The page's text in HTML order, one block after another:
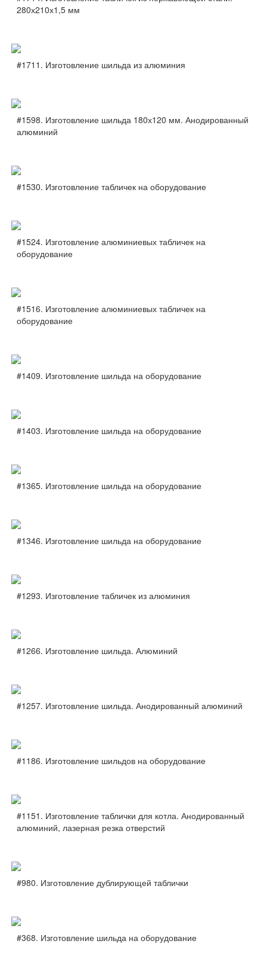
280х210х1,5 мм
#1711. Изготовление шильда из алюминия
#1598. Изготовление шильда 180х120 мм. Анодированный
алюминий
#1530. Изготовление табличек на оборудование
#1524. Изготовление алюминиевых табличек на
оборудование
#1516. Изготовление алюминиевых табличек на
оборудование
#1409. Изготовление шильда на оборудование
#1403. Изготовление шильда на оборудование
#1365. Изготовление шильда на оборудование
#1346. Изготовление шильда на оборудование
#1293. Изготовление табличек из алюминия
#1266. Изготовление шильда. Алюминий
#1257. Изготовление шильда. Анодированный алюминий
#1186. Изготовление шильдов на оборудование
#1151. Изготовление таблички для котла. Анодированный
алюминий, лазерная резка отверстий
#980. Изготовление дублирующей таблички
#368. Изготовление шильда на оборудование